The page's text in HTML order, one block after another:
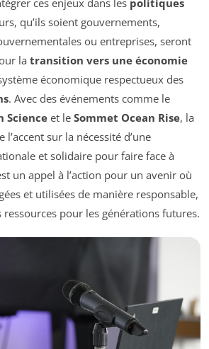
qu’ils soient gouvernements,
ou entreprises, seront
la transition vers une économie
économique respectueux des
. Avec des événements comme le
Scienceet le Sommet Ocean Rise, la
sur la nécessité d’une
et solidaire pour faire face à
un appel à l’action pour un avenir où
et utilisées de manière responsable,
ressources pour les générations futures.